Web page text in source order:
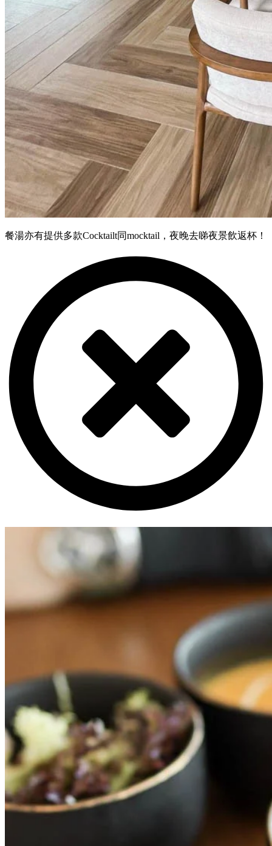
餐湯亦有提供多款Cocktailt同mocktail，夜晚去睇夜景飲返杯！